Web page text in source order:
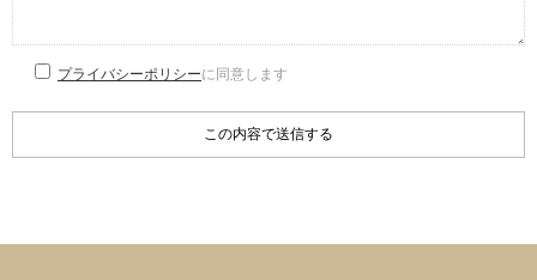
プライバシーポリシーに同意します